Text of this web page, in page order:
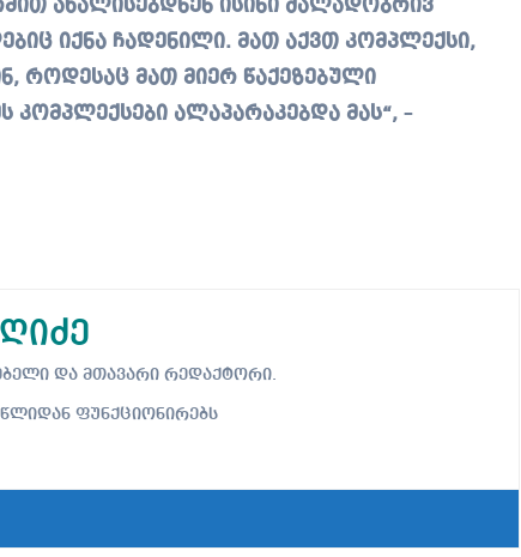
ახალისებდნენ ისინი ძალადობრივ
იქნა ჩადენილი. მათ აქვთ კომპლექსი,
როდესაც მათ მიერ წაქეზებული
კომპლექსები ალაპარაკებდა მას“, –
და მთავარი რედაქტორი.
ფუნქციონირებს